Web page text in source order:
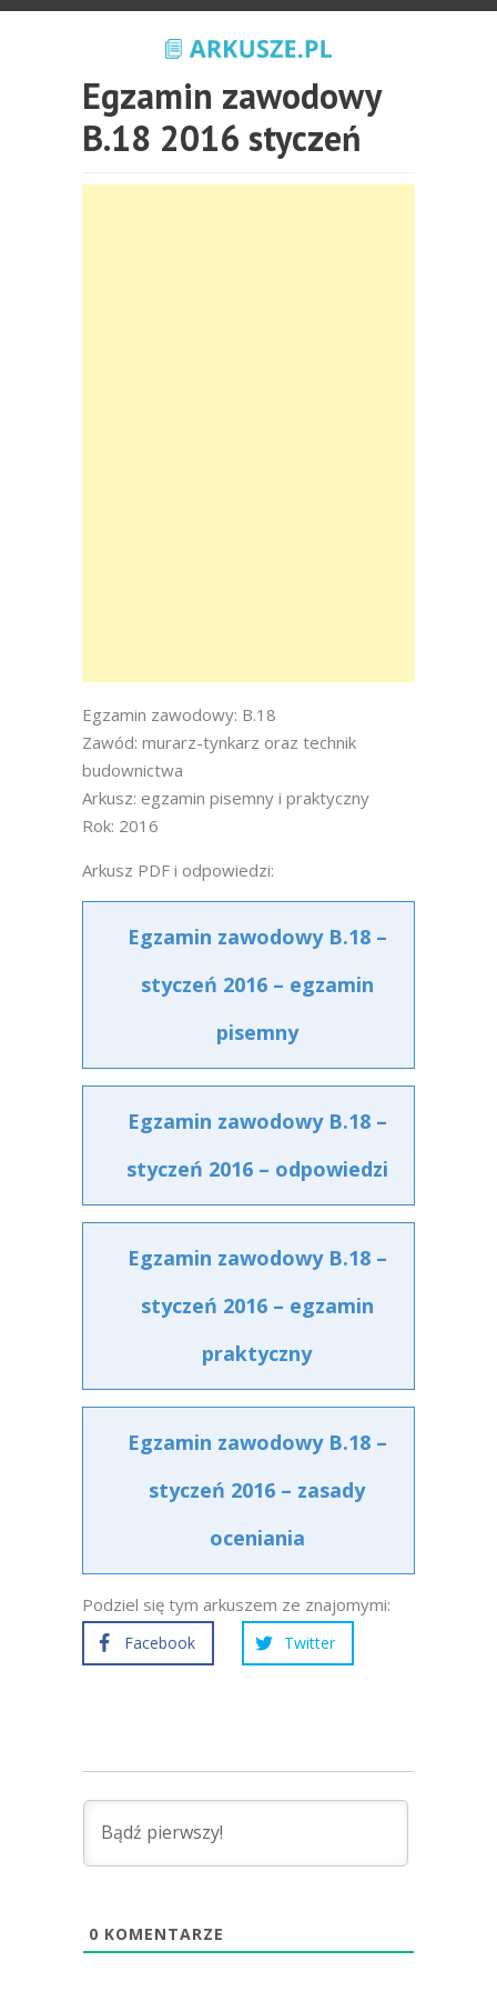
Egzamin zawodowy
B.18 2016 styczeń
Egzamin zawodowy: B.18
Zawód: murarz-tynkarz oraz technik
budownictwa
Arkusz: egzamin pisemny i praktyczny
Rok: 2016
Arkusz PDF i odpowiedzi:
Egzamin zawodowy B.18 –
styczeń 2016 – egzamin
pisemny
Egzamin zawodowy B.18 –
styczeń 2016 – odpowiedzi
Egzamin zawodowy B.18 –
styczeń 2016 – egzamin
praktyczny
Egzamin zawodowy B.18 –
styczeń 2016 – zasady
oceniania
Podziel się tym arkuszem ze znajomymi:
Facebook Twitter
0 KOMENTARZE